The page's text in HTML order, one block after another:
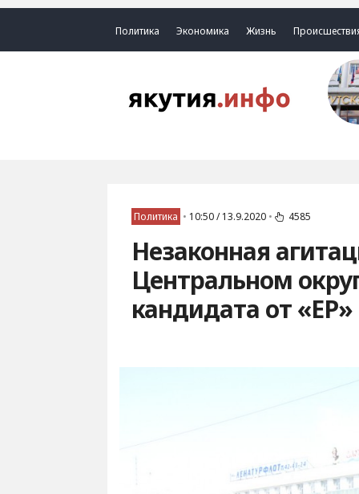
Политика Экономика Жизнь
Политика • 10:50 / 13.9.2020 • 4585
Незаконная
Центральном
кандидата от «ЕР»